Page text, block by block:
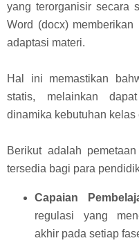
yang terorganisir secara
Word (docx)
adaptasi materi.
Hal ini memastikan
statis, melainkan
dinamika kebutuhan
Berikut adalah
tersedia bagi para
Capaian
regulasi yang
akhir pada setiap